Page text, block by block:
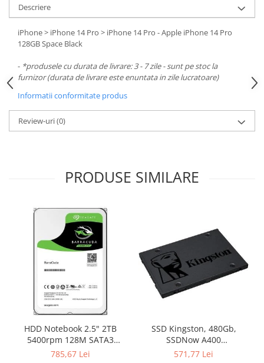
Memorii
SSD
Carcase
Surse
Cooler
Software
Retelistica & Supraveghere
Printing
Multifunctionale
Imprimante
Imprimante 3D
TV, Multimedia & Electronice
Televizoare & accesorii
Descriere
iPhone > iPhone 14 Pro > iPhone 14 Pro - Apple iPhone 14 Pro
128GB Space Black
- *produsele cu durata de livrare: 3 - 7 zile - sunt pe stoc la
furnizor (durata de livrare este enuntata in zile lucratoare)
Informatii conformitate produs
Review-uri(0)
PRODUSE SIMILARE
HDD Notebook 2.5" 2TB
5400rpm 128M SATA3
SEAGATE
785,67 Lei
SSD Kingston, 480Gb,
SSDNow A400
"SA400S37/480G"
571,77 Lei